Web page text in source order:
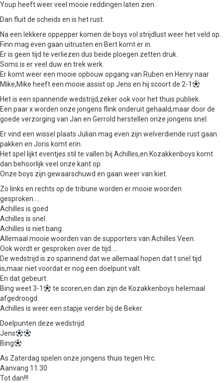
Youp heeft weer veel mooie reddingen laten zien.
Dan fluit de scheids en is het rust.
Na een lekkere oppepper komen de boys vol strijdlust weer het veld op.
Finn mag even gaan uitrusten en Bert komt er in.
Er is geen tijd te verliezen dus beide ploegen zetten druk.
Soms is er veel duw en trek werk.
Er komt weer een mooie opbouw opgang van Ruben en Henry naar
Mike,Mike heeft een mooie assist op Jens en hij scoort de 2-1
Het is een spannende wedstrijd,zeker ook voor het thuis publiek.
Een paar x worden onze jongens flink onderuit gehaald,maar door de
goede verzorging van Jan en Gerrold herstellen onze jongens snel.
Er vind een wissel plaats Julian mag even zijn welverdiende rust gaan
pakken en Joris komt erin.
Het spel lijkt eventjes stil te vallen bij Achilles,en Kozakkenboys komt
dan behoorlijk veel onze kant op.
Onze boys zijn gewaarschuwd en gaan weer van kiet.
Zo links en rechts op de tribune worden er mooie woorden
gesproken…..
Achilles is goed
Achilles is snel
Achilles is niet bang.
Allemaal mooie woorden van de supporters van Achilles Veen.
Ook wordt er gesproken over de tijd….
De wedstrijd is zo spannend dat we allemaal hopen dat t snel tijd
is,maar niet voordat er nog een doelpunt valt.
En dat gebeurt.
Bing weet 3-1
te scoren,en dan zijn de Kozakkenboys helemaal
afgedroogd.
Achilles is weer een stapje verder bij de Beker.
Doelpunten deze wedstrijd.
Jens
Bing
As Zaterdag spelen onze jongens thuis tegen Hrc.
Aanvang 11.30
Tot dan!!!